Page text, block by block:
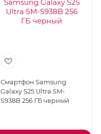
Смартфон Samsung
Galaxy S25 Ultra SM-
S938B 256 ГБ черный